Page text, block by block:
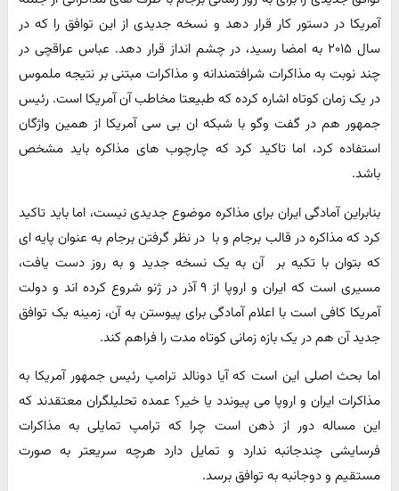
آمریکا در دستور کار قرار دهد و نسخه جدیدی از این توافق را که در
سال ۲۰۱۵ به امضا رسید، در چشم انداز قرار دهد. عباس عراقچی در
چند نوبت به مذاکرات شرافتمندانه و مذاکرات مبتنی بر نتیجه ملموس
در یک زمان کوتاه اشاره کرده که طبیعتا مخاطب آن آمریکا است. رئیس
جمهور هم در گفت وگو با شبکه ان بی سی آمریکا از همین واژگان
استفاده کرد، اما تاکید کرد که چارچوب های مذاکره باید مشخص
باشد.
بنابراین آمادگی ایران برای مذاکره موضوع جدیدی نیست، اما باید تاکید
کرد که مذاکره در قالب برجام و با در نظر گرفتن برجام به عنوان پایه ای
که بتوان با تکیه بر آن به یک نسخه جدید و به روز دست یافت،
مسیری است که ایران و اروپا از ۹ آذر در ژنو شروع کرده اند و دولت
آمریکا کافی است با اعلام آمادگی برای پیوستن به آن، زمینه یک توافق
جدید آن هم در یک بازه زمانی کوتاه مدت را فراهم کند.
اما بحث اصلی این است که آیا دونالد ترامپ رئیس جمهور آمریکا به
مذاکرات ایران و اروپا می پیوندد یا خیر؟ عمده تحلیلگران معتقدند که
این مساله دور از ذهن است چرا که ترامپ تمایلی به مذاکرات
فرسایشی چندجانبه ندارد و تمایل دارد هرچه سریعتر به صورت
مستقیم و دوجانبه به توافق برسد.